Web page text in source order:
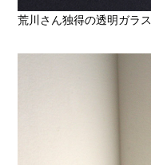
荒川さん独得の透明ガラ